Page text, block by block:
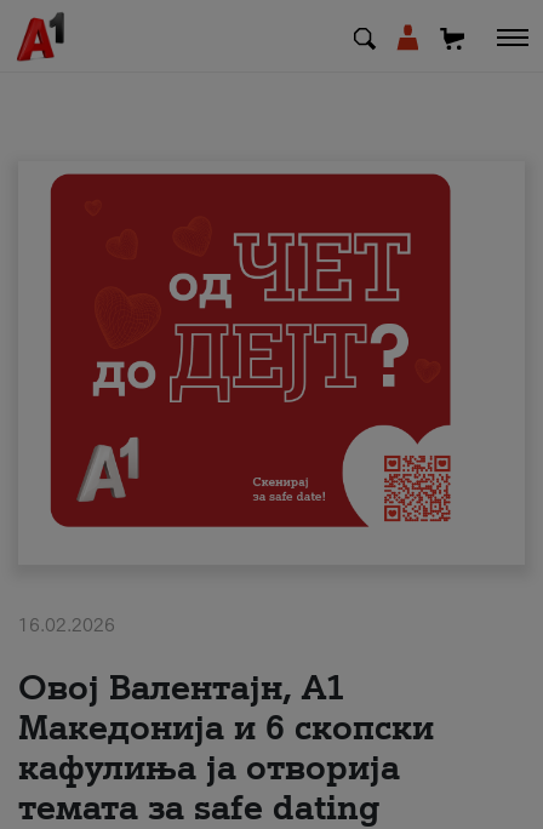
Деловни
Поддршка
Надополни кредит
Плати сметка
#ПодобарОнлајн
16.02.2026
Овој Валентајн, A1
Македонија и 6 скопски
кафулиња ја отворија
темата за safe dating